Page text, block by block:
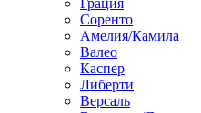
Грация
Соренто
Амелия/Камила
Валео
Каспер
Либерти
Версаль